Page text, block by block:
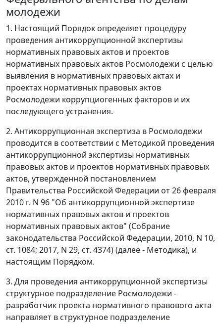
молодежи
1. Настоящий Порядок определяет процедуру
проведения антикоррупционной экспертизы
нормативных правовых актов и проектов
нормативных правовых актов Росмолодежи с целью
выявления в нормативных правовых актах и
проектах нормативных правовых актов
Росмолодежи коррупциогенных факторов и их
последующего устранения.
2. Антикоррупционная экспертиза в Росмолодежи
проводится в соответствии с Методикой проведения
антикоррупционной экспертизы нормативных
правовых актов и проектов нормативных правовых
актов, утвержденной постановлением
Правительства Российской Федерации от 26 февраля
2010 г. N 96 "Об антикоррупционной экспертизе
нормативных правовых актов и проектов
нормативных правовых актов" (Собрание
законодательства Российской Федерации, 2010, N 10,
ст. 1084; 2017, N 29, ст. 4374) (далее - Методика), и
настоящим Порядком.
3. Для проведения антикоррупционной экспертизы
структурное подразделение Росмолодежи -
разработчик проекта нормативного правового акта
направляет в структурное подразделение